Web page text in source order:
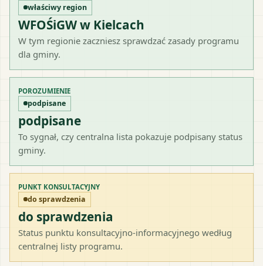
właściwy region
WFOŚiGW w Kielcach
W tym regionie zaczniesz sprawdzać zasady programu
dla gminy.
POROZUMIENIE
podpisane
podpisane
To sygnał, czy centralna lista pokazuje podpisany status
gminy.
PUNKT KONSULTACYJNY
do sprawdzenia
do sprawdzenia
Status punktu konsultacyjno-informacyjnego według
centralnej listy programu.